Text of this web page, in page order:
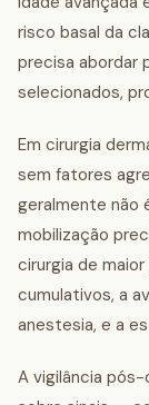
risco basal da
precisa abordar
selecionados,
Em cirurgia
sem fatores
geralmente não
mobilização
cirurgia de
cumulativos, a
anestesia, e a
A vigilância